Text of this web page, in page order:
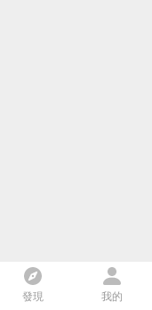
發現 我的